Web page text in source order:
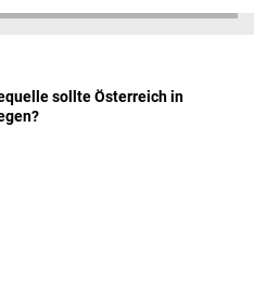
sollte Österreich in